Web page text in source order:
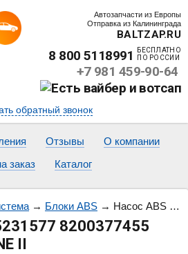
Автозапчасти из Европы
Отправка из Калининграда
BALTZAP.RU
8 800 5118991
БЕСПЛАТНО
ПО РОССИИ
+7 981 459-90-64
обратный звонок
Отзывы
О компании
заказ Каталог
→ Блоки ABS → Насос ABS 0265231577 8200377455 RENAULT MEGANE II
8200377455
II